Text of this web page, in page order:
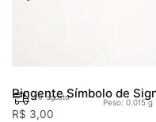
Pingente Símbolo de
20. agosto
Peso: 0.015 g
R$ 3,00